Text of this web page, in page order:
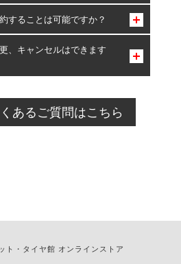
館のみとなります。
することは可能ですか？
約は可能です。
組み合わせに限り、同時にご予約が
す。
、キャンセルはできます
日前を過ぎている場合のご予約
しては、直接ご予約の店舗まで
あるご質問はこちら
ト・タイヤ館 オンラインストア